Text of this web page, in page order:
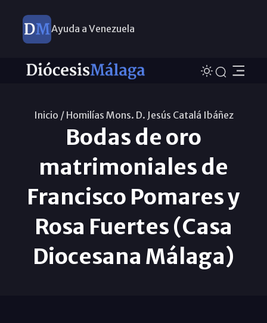
Ayuda a Venezuela
Inicio / Homilías Mons. D. Jesús Catalá Ibáñez
Bodas de oro
matrimoniales de
Francisco Pomares y
Rosa Fuertes (Casa
Diocesana Málaga)